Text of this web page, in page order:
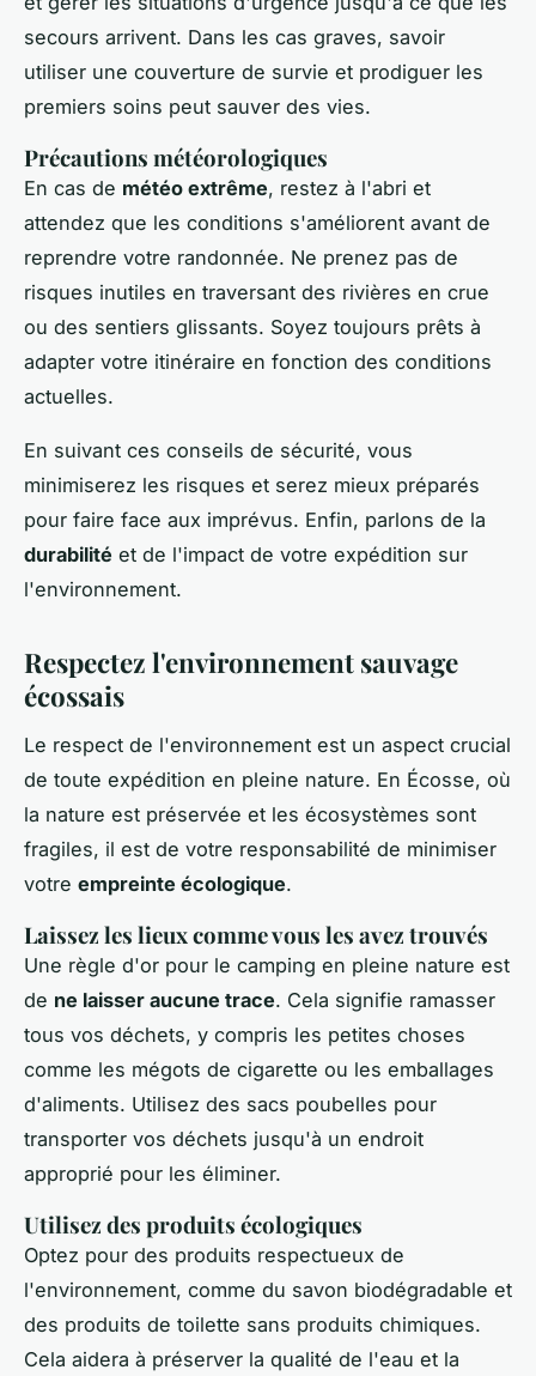
secours arrivent. Dans les cas graves, savoir
utiliser une couverture de survie et prodiguer les
premiers soins peut sauver des vies.
Précautions météorologiques
En cas de météo extrême, restez à l'abri et
attendez que les conditions s'améliorent avant de
reprendre votre randonnée. Ne prenez pas de
risques inutiles en traversant des rivières en crue
ou des sentiers glissants. Soyez toujours prêts à
adapter votre itinéraire en fonction des conditions
actuelles.
En suivant ces conseils de sécurité, vous
minimiserez les risques et serez mieux préparés
pour faire face aux imprévus. Enfin, parlons de la
durabilité et de l'impact de votre expédition sur
l'environnement.
Respectez l'environnement sauvage
écossais
Le respect de l'environnement est un aspect crucial
de toute expédition en pleine nature. En Écosse, où
la nature est préservée et les écosystèmes sont
fragiles, il est de votre responsabilité de minimiser
votre empreinte écologique.
Laissez les lieux comme vous les avez trouvés
Une règle d'or pour le camping en pleine nature est
de ne laisser aucune trace. Cela signifie ramasser
tous vos déchets, y compris les petites choses
comme les mégots de cigarette ou les emballages
d'aliments. Utilisez des sacs poubelles pour
transporter vos déchets jusqu'à un endroit
approprié pour les éliminer.
Utilisez des produits écologiques
Optez pour des produits respectueux de
l'environnement, comme du savon biodégradable et
des produits de toilette sans produits chimiques.
Cela aidera à préserver la qualité de l'eau et la